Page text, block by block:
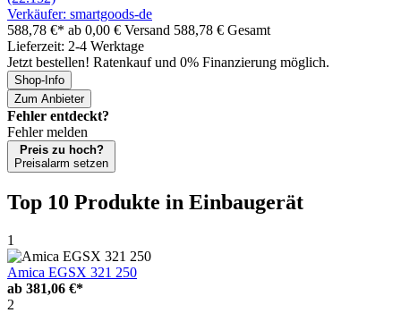
Verkäufer: smartgoods-de
588,78 €* ab 0,00 € Versand 588,78 € Gesamt
Lieferzeit: 2-4 Werktage
Jetzt bestellen! Ratenkauf und 0% Finanzierung möglich.
Shop-Info
Zum Anbieter
Fehler entdeckt?
Fehler melden
Preis zu hoch?
Preisalarm setzen
Top 10 Produkte in Einbaugerät
1
Amica EGSX 321 250
ab 381,06 €*
2